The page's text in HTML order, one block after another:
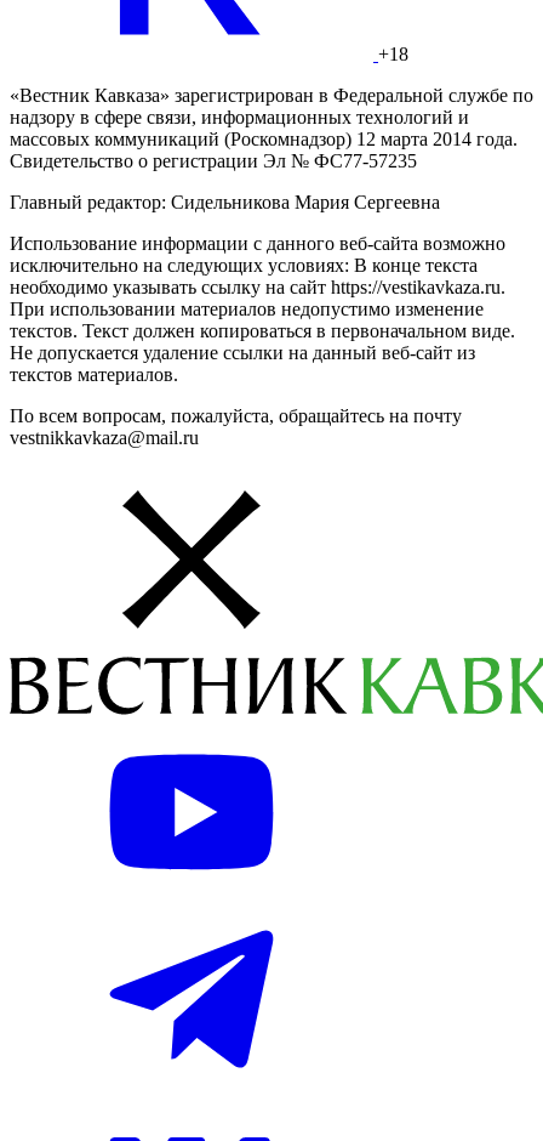
+18
«Вестник Кавказа» зарегистрирован в Федеральной службе по
надзору в сфере связи, информационных технологий и
массовых коммуникаций (Роскомнадзор) 12 марта 2014 года.
Свидетельство о регистрации Эл № ФС77-57235
Главный редактор: Сидельникова Мария Сергеевна
Использование информации с данного веб-сайта возможно
исключительно на следующих условиях: В конце текста
необходимо указывать ссылку на сайт https://vestikavkaza.ru.
При использовании материалов недопустимо изменение
текстов. Текст должен копироваться в первоначальном виде.
Не допускается удаление ссылки на данный веб-сайт из
текстов материалов.
По всем вопросам, пожалуйста, обращайтесь на почту
vestnikkavkaza@mail.ru